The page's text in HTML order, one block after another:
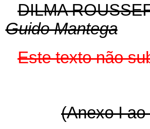
DILMA
Guido Mantega
Este texto não
(Anexo I ao